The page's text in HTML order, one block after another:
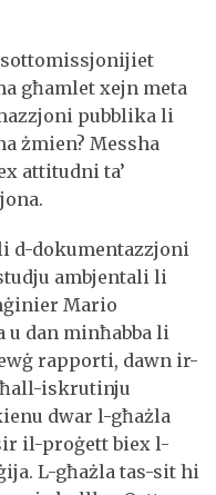
sottomissjonijiet
għamlet xejn meta
pubblika li
żmien? Messha
attitudni ta’
d-dokumentazzjoni
ambjentali li
Mario
dan minħabba li
rapporti, dawn ir-
iskrutinju
dwar l-għażla
il-proġett biex l-
L-għażla tas-sit hi